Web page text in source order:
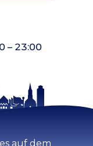
– 23:00
auf dem